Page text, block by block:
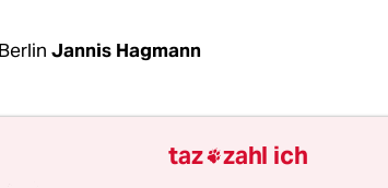
Jannis Hagmann
wird in Israel und den
Spannung erwartet. Laut
taz zahl ich